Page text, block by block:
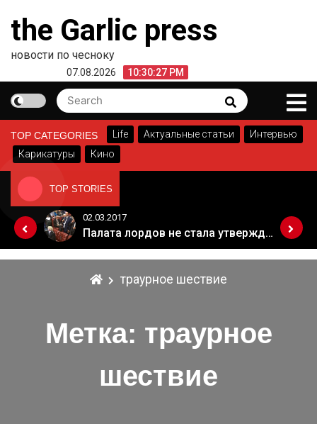
content
the Garlic press
новости по чесноку
07.08.2026 10:30:27 PM
Search
for:
Search
TOP CATEGORIES Life Актуальные статьи
Интервью
Карикатуры
Кино
TOP STORIES
Когда Россия разрешит полеты в Грузию. Позиция Кремля
02.03.2017
Палата лордов не стала утверждать законопроект о "брексите"
траурное шествие
Метка: траурное
шествие